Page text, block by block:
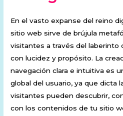
En el vasto expanse del reino
sitio web sirve de brújula
visitantes a través del laberinto
con lucidez y propósito. La
navegación clara e intuitiva es
global del usuario, ya que dicta
visitantes pueden descubrir,
con los contenidos de tu sitio